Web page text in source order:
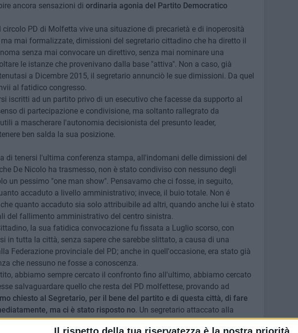
ancora sensazioni di ordinaria agonia del Partito Democratico
circolo PD di Molfetta vive una situazione di precarietà e di inoperosità
mai formalizzate, dimissioni del segretario cittadino che ha diretto il
senza mai convocare un direttivo, senza mai nominare una
le istanze che provenivano dalla base "attiva". Non a caso, già
a Dicembre 2015, il segretario annunciò le sue dimissioni. Da quel
al fatidico congresso.
iscritti ad un partito privo di un esecutivo che facesse da supporto al
di partecipazione e condivisione, ma soltanto rallegrato da
a mascherare l'autonomia decisionista del presunto leader,
ben salda la sua posizione.
di tenersi l'ultima conferenza stampa, all'indomani delle dimissioni del
De Nicolo ha trasmesso, non è stato condiviso con nessuno degli
un pessimo "one man show". Pensavamo che ci fosse, in seguito,
accaduto a livello amministrativo; invece, il buio totale. Non é
quanto accaduto sia solo attribuibile ad altri, quando anche lui è stato
del fallimento amministrativo del centro sinistra.
la sua fatidica convocazione fu fissata a Luglio scorso, con
in tutta la città, senza sapere che sarebbe slittato, a causa di una
Federazione provinciale del PD; anche in quell'occasione, era stato già
che nessuno ne fosse a conoscenza.
abbiamo sempre cercato il confronto fino all'ultimo, abbiamo cercato
salvaguardare quello che resta del PD molfettese, provando ad
chiesto al Segretario, per il bene del partito e di questa città, di fare
ma ci è stato risposto no. Un segretario attaccato alla
momento, per il bene di chi rappresenta, è necessario farsi da parte.